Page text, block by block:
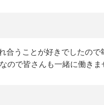
合うことが好きでしたので
ので皆さんも一緒に働きま